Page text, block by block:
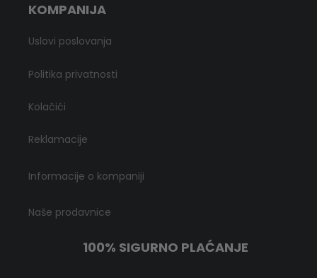
KOMPANIJA
Uslovi poslovanja
Politika privatnosti
Kolačići
Reklamacije
Informacije o kompaniji
Naše prodavnice
100% SIGURNO PLAĆANJE